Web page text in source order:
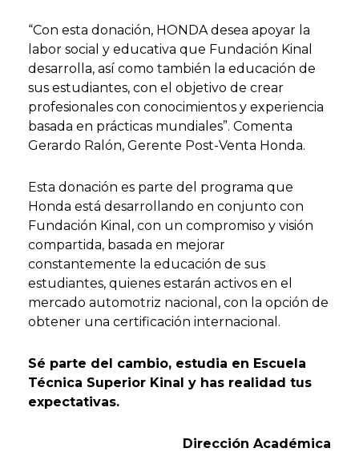
“Con esta donación, HONDA desea apoyar la
labor social y educativa que Fundación Kinal
desarrolla, así como también la educación de
sus estudiantes, con el objetivo de crear
profesionales con conocimientos y experiencia
basada en prácticas mundiales”. Comenta
Gerardo Ralón, Gerente Post-Venta Honda.
Esta donación es parte del programa que
Honda está desarrollando en conjunto con
Fundación Kinal, con un compromiso y visión
compartida, basada en mejorar
constantemente la educación de sus
estudiantes, quienes estarán activos en el
mercado automotriz nacional, con la opción de
obtener una certificación internacional.
Sé parte del cambio, estudia en Escuela
Técnica Superior Kinal y has realidad tus
expectativas.
Dirección Académica